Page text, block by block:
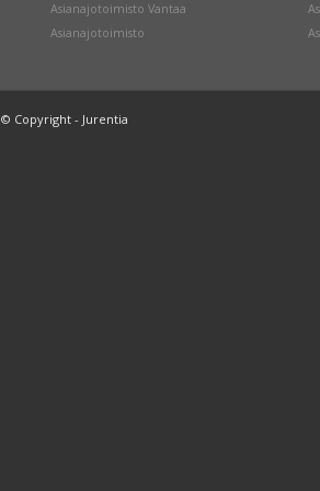
Asianajotoimisto Vantaa
Asianajotoimisto
© Copyright - Jurentia